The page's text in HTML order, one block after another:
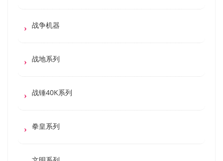
战争机器
战地系列
战锤40K系列
拳皇系列